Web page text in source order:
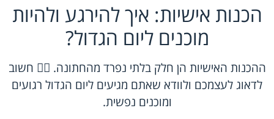
הכנות אישיות: איך להירגע ולהיות
מוכנים ליום הגדול?
ההכנות האישיות הן חלק בלתי נפרד מהחתונה. 🧘‍♀️ חשוב
לדאוג לעצמכם ולוודא שאתם מגיעים ליום הגדול רגועים
ומוכנים נפשית.